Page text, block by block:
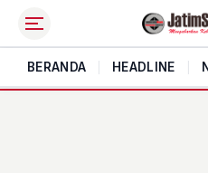
BERANDA HEADLINE